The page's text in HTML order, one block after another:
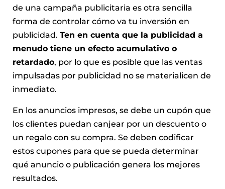
de una campaña publicitaria es otra sencilla
forma de controlar cómo va tu inversión en
publicidad. Ten en cuenta que la publicidad a
menudo tiene un efecto acumulativo o
retardado, por lo que es posible que las ventas
impulsadas por publicidad no se materialicen de
inmediato.
En los anuncios impresos, se debe un cupón que
los clientes puedan canjear por un descuento o
un regalo con su compra. Se deben codificar
estos cupones para que se pueda determinar
qué anuncio o publicación genera los mejores
resultados.